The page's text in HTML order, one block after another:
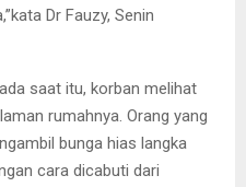
Dr Fauzy, Senin
saat itu, korban melihat
rumahnya. Orang yang
bunga hias langka
cara dicabuti dari